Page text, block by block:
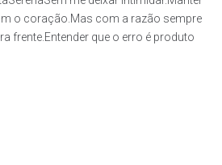
o coração.Mas com a razão sempre
frente.Entender que o erro é produto